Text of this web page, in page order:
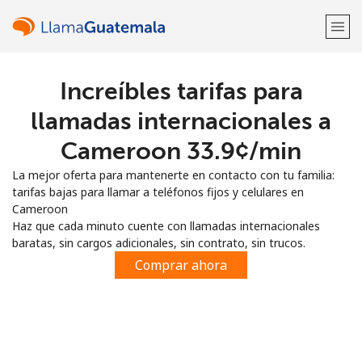
¡Bienvenido!
Regístrate con
o
Increíbles tarifas para
llamadas internacionales a
Cameroon ⁦33.9¢⁩/min
La mejor oferta para mantenerte en contacto con tu familia:
tarifas bajas para llamar a teléfonos fijos y celulares en
Cameroon
Haz que cada minuto cuente con llamadas internacionales
baratas, sin cargos adicionales, sin contrato, sin trucos.
Comprar ahora